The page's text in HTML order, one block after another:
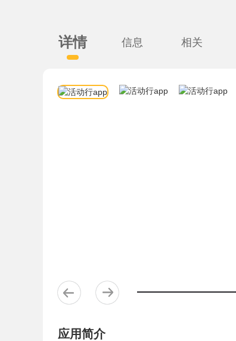
详情 信息 相关
应用简介